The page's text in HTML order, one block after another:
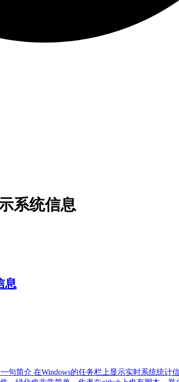
系统信息
息
句简介 在Windows的任务栏上显示实时系统统